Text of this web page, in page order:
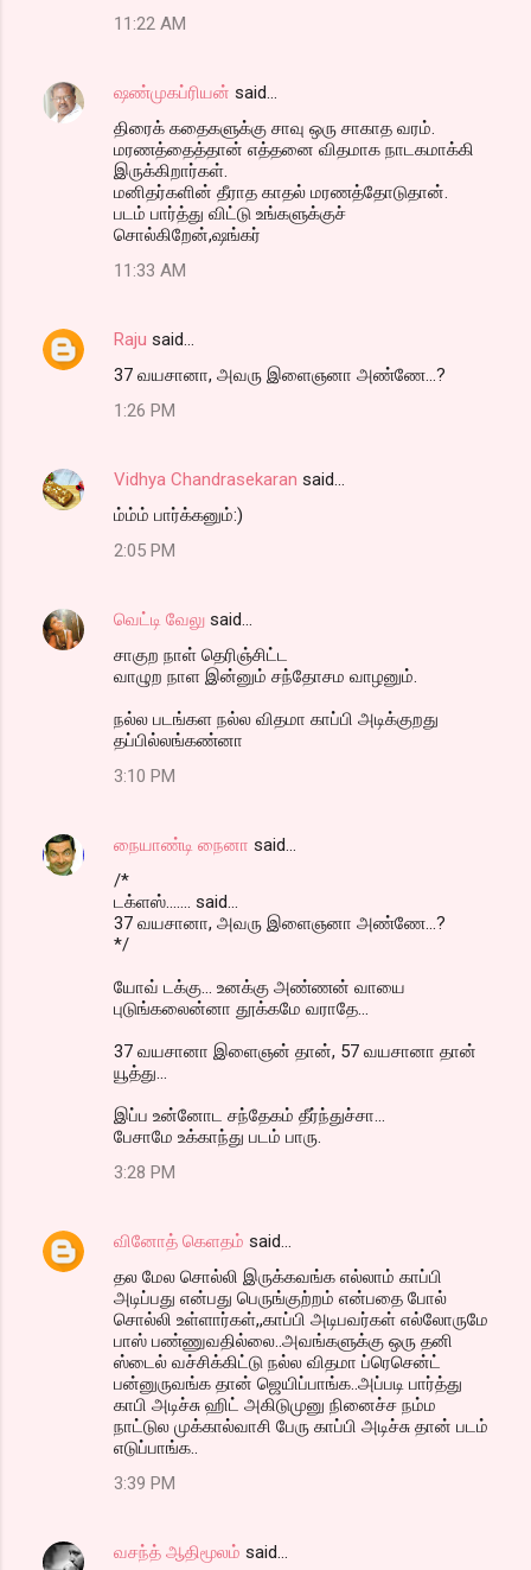
11:22 AM
ஷண்முகப்ரியன் said…
திரைக் கதைகளுக்கு சாவு ஒரு சாகாத வரம்.
மரணத்தைத்தான் எத்தனை விதமாக நாடகமாக்கி
இருக்கிறார்கள்.
மனிதர்களின் தீராத காதல் மரணத்தோடுதான்.
படம் பார்த்து விட்டு உங்களுக்குச்
சொல்கிறேன்,ஷங்கர்
11:33 AM
Raju said…
37 வயசானா, அவரு இளைஞனா அண்ணே...?
1:26 PM
Vidhya Chandrasekaran said…
ம்ம்ம் பார்க்கனும்:)
2:05 PM
வெட்டி வேலு said…
சாகுற நாள் தெரிஞ்சிட்ட
வாழுற நாள இன்னும் சந்தோசம வாழனும்.
நல்ல படங்கள நல்ல விதமா காப்பி அடிக்குறது
தப்பில்லங்கண்னா
3:10 PM
நையாண்டி நைனா said…
/*
டக்ளஸ்....... said...
37 வயசானா, அவரு இளைஞனா அண்ணே...?
*/
யோவ் டக்கு... உனக்கு அண்ணன் வாயை
புடுங்கலைன்னா தூக்கமே வராதே...
37 வயசானா இளைஞன் தான், 57 வயசானா தான்
யூத்து...
இப்ப உன்னோட சந்தேகம் தீர்ந்துச்சா...
பேசாமே உக்காந்து படம் பாரு.
3:28 PM
வினோத் கெளதம் said…
தல மேல சொல்லி இருக்கவங்க எல்லாம் காப்பி
அடிப்பது என்பது பெருங்குற்றம் என்பதை போல்
சொல்லி உள்ளார்கள்,,காப்பி அடிபவர்கள் எல்லோருமே
பாஸ் பண்ணுவதில்லை..அவங்களுக்கு ஒரு தனி
ஸ்டைல் வச்சிக்கிட்டு நல்ல விதமா ப்ரெசென்ட்
பன்னுருவங்க தான் ஜெயிப்பாங்க..அப்படி பார்த்து
காபி அடிச்சு ஹிட் அகிடுமுனு நினைச்ச நம்ம
நாட்டுல முக்கால்வாசி பேரு காப்பி அடிச்சு தான் படம்
எடுப்பாங்க..
3:39 PM
வசந்த் ஆதிமூலம் said…